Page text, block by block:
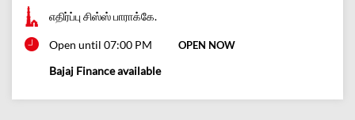
எதிர்ப்பு சிஸ்ஸ் பாராக்கே.
Open until 07:00 PM OPEN NOW
Bajaj Finance available